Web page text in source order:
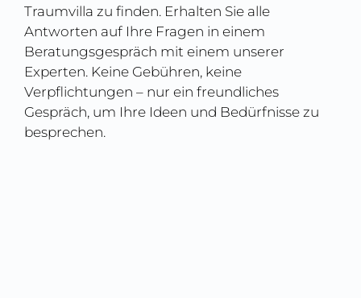
Traumvilla zu finden. Erhalten Sie alle
Antworten auf Ihre Fragen in einem
Beratungsgespräch mit einem unserer
Experten. Keine Gebühren, keine
Verpflichtungen – nur ein freundliches
Gespräch, um Ihre Ideen und Bedürfnisse zu
besprechen.